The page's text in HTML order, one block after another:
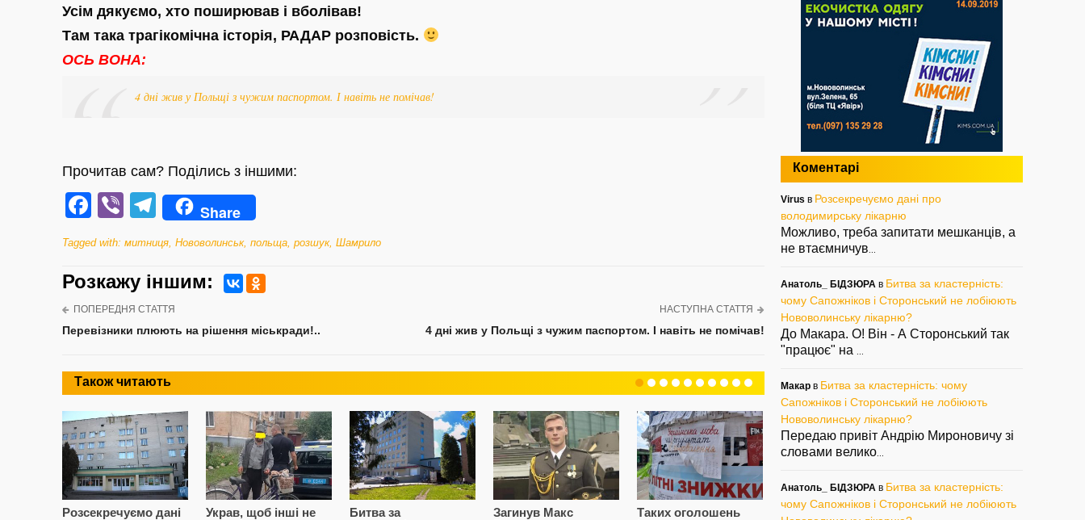
Усім дякуємо, хто поширював і вболівав!
Там така трагікомічна історія, РАДАР розповість.
ОСЬ ВОНА:
4 дні жив у Польщі з чужим паспортом. І навіть не помічав!
Прочитав сам? Поділись з іншими:
Facebook
ViberTelegram
Share
Tagged with: митниця, Нововолинськ, польща, розшук, Шамрило
Розкажу iншим:
ПОПЕРЕДНЯ СТАТТЯ
Перевізники плюють на рішення міськради!..
НАСТУПНА СТАТТЯ
4 дні жив у Польщі з чужим паспортом. І навіть не помічав!
Також читають
Розсекречуємо дані
Украв, щоб інші не
Битва за
Загинув Макс
Таких оголошень
Цупив породу, знову
Сапожнікова
Коментарі
Virus в Розсекречуємо дані про
володимирську лікарню
Можливо, треба запитати мешканців, а
не втаємничув
Анатоль_ БІДЗЮРА в Битва за кластерність:
чому Сапожніков і Сторонський не лобіюють
Нововолинську лікарню?
До Макара. О! Він - А Сторонський так
"працює" на
Макар в Битва за кластерність: чому
Сапожніков і Сторонський не лобіюють
Нововолинську лікарню?
Передаю привіт Андрію Мироновичу зі
словами велико
Анатоль_ БІДЗЮРА в Битва за кластерність:
чому Сапожніков і Сторонський не лобіюють